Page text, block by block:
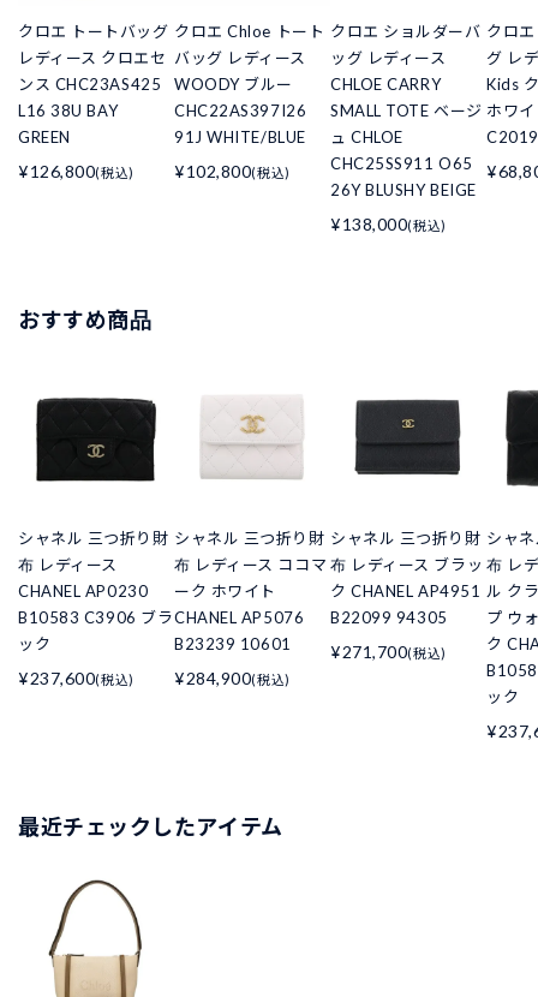
クロエ トートバッグ
レディース クロエセ
ンス CHC23AS425
L16 38U BAY
GREEN
¥126,800(税込)
クロエ Chloe トート
バッグ レディース
WOODY ブルー
CHC22AS397I26
91J WHITE/BLUE
¥102,800(税込)
クロエ ショルダーバ
ッグ レディース
CHLOE CARRY
SMALL TOTE ベージ
ュ CHLOE
CHC25SS911 O65
26Y BLUSHY BEIGE
¥138,000(税込)
クロ
グ レ
Kids
ホワ
おすすめ商品
シャネル 三つ折り財
布 レディース
CHANEL AP0230
B10583 C3906 ブラ
ック
¥237,600(税込)
シャネル 三つ折り財
布 レディース ココマ
ーク ホワイト
CHANEL AP5076
B23239 10601
¥284,900(税込)
シャネル 三つ折り財
布 レディース ブラッ
ク CHANEL AP4951
B22099 94305
¥271,700(税込)
シャ
布 レ
ル ク
プ ウ
ク
ック
最近チェックしたアイテム